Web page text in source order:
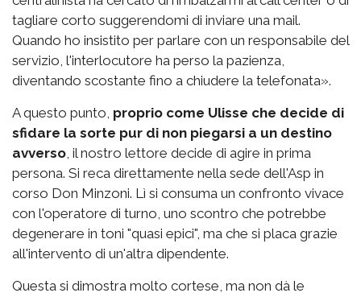
tagliare corto suggerendomi di inviare una mail.
Quando ho insistito per parlare con un responsabile del
servizio, l'interlocutore ha perso la pazienza,
diventando scostante fino a chiudere la telefonata».
A questo punto, proprio come Ulisse che decide di
sfidare la sorte pur di non piegarsi a un destino
avverso , il nostro lettore decide di agire in prima
persona. Si reca direttamente nella sede dell'Asp in
corso Don Minzoni. Lì si consuma un confronto vivace
con l'operatore di turno, uno scontro che potrebbe
degenerare in toni "quasi epici", ma che si placa grazie
all'intervento di un'altra dipendente.
Questa si dimostra molto cortese, ma non dà le